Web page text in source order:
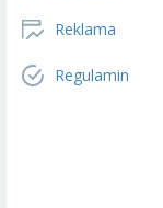
Reklama
Regulamin